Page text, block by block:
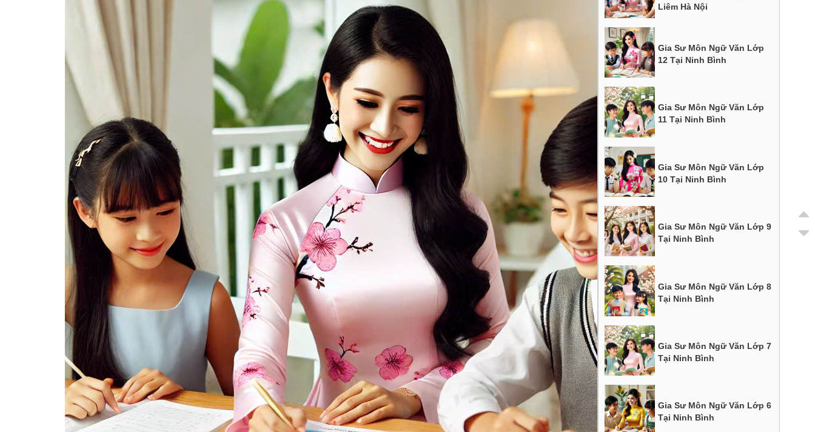
Liêm Hà Nội
Gia Sư Môn Ngữ Văn Lớp
12 Tại Ninh Bình
Gia Sư Môn Ngữ Văn Lớp
11 Tại Ninh Bình
Gia Sư Môn Ngữ Văn Lớp
10 Tại Ninh Bình
Gia Sư Môn Ngữ Văn Lớp 9
Tại Ninh Bình
Gia Sư Môn Ngữ Văn Lớp 8
Tại Ninh Bình
Gia Sư Môn Ngữ Văn Lớp 7
Tại Ninh Bình
Gia Sư Môn Ngữ Văn Lớp 6
Tại Ninh Bình